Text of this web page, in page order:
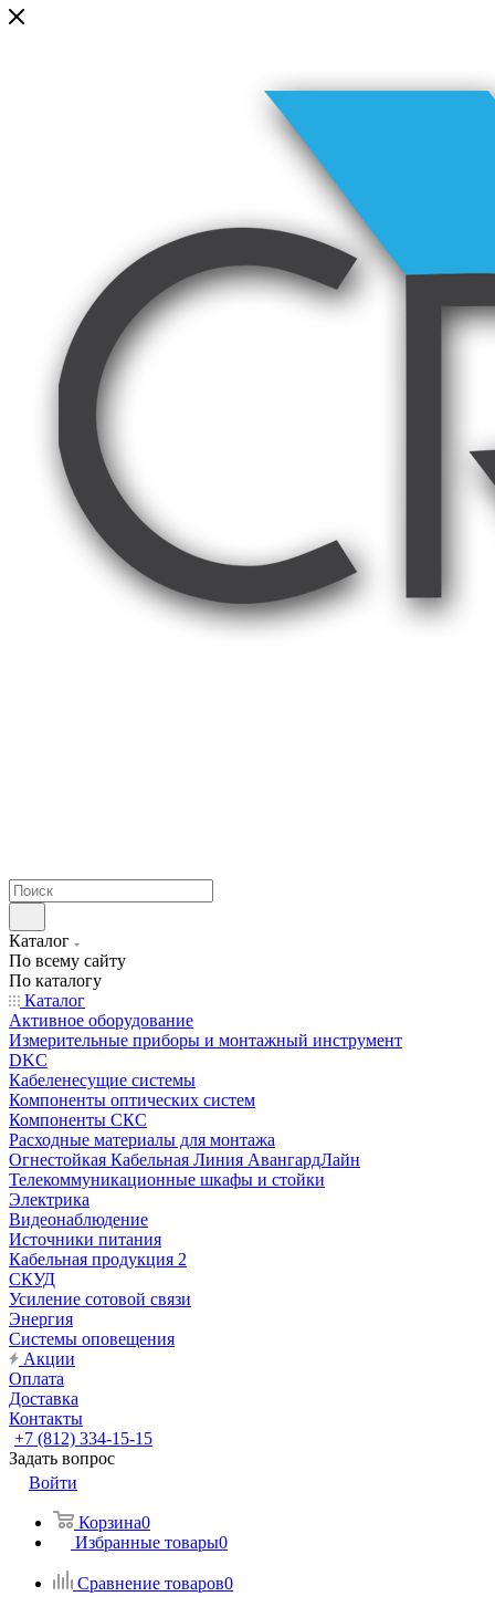
Каталог
По всему сайту
По каталогу
Каталог
Активное оборудование
Измерительные приборы и монтажный инструмент
DKC
Кабеленесущие системы
Компоненты оптических систем
Компоненты СКС
Расходные материалы для монтажа
Огнестойкая Кабельная Линия АвангардЛайн
Телекоммуникационные шкафы и стойки
Электрика
Видеонаблюдение
Источники питания
Кабельная продукция 2
СКУД
Усиление сотовой связи
Энергия
Системы оповещения
Акции
Оплата
Доставка
Контакты
+7 (812) 334-15-15
Задать вопрос
Войти
Корзина0
Избранные товары0
Сравнение товаров0